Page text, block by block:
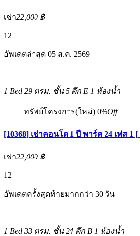
เช่า22,000 ฿
12
อัพเดตล่าสุด 05 ส.ค. 2569
1 Bed 29 ตรม. ชั้น 5 ตึก E 1 ห้องน้ำ
ทรัพย์โครงการ(ใหม่) 0%Off
[10368] เช่าคอนโด 1 ปี พาร์ค 24 เฟส 1 [
เช่า22,000 ฿
12
อัพเดตครั้งสุดท้ายมากกว่า 30 วัน
1 Bed 33 ตรม. ชั้น 24 ตึก B 1 ห้องน้ำ